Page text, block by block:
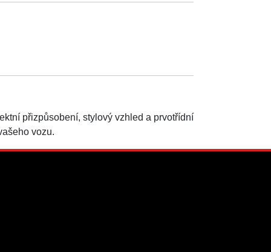
přizpůsobení, stylový vzhled a prvotřídní
vozu.